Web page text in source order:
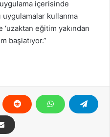
içerisinde
uygulamalar kullanma
‘uzaktan eğitim yakından
başlatıyor.”